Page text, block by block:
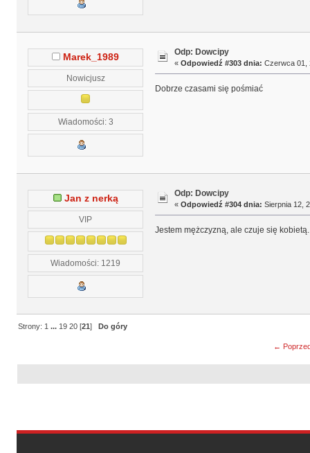
Marek_1989
Nowicjusz
Wiadomości: 3
Odp: Dowcipy
« Odpowiedź #303 dnia: Czerwca 01,
Dobrze czasami się pośmiać
Jan z nerką
VIP
Wiadomości: 1219
Odp: Dowcipy
« Odpowiedź #304 dnia: Sierpnia 12,
Jestem mężczyzną, ale czuje się
Strony:1 ...19 20 [21] Do góry
←